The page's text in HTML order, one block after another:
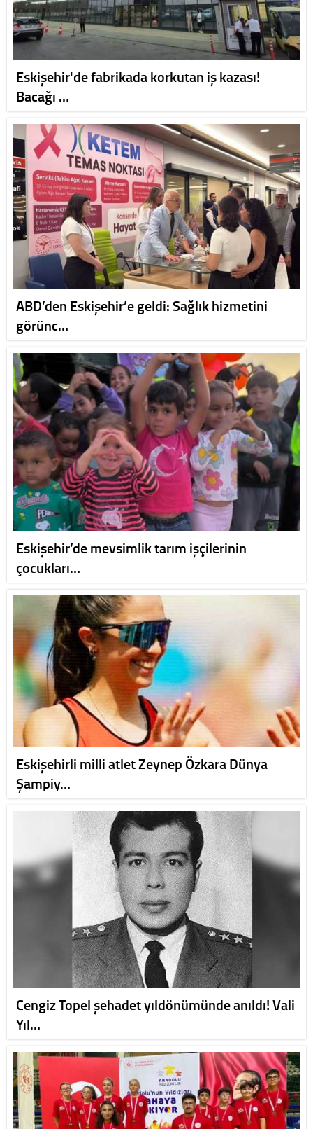
Eskişehir'de fabrikada korkutan iş kazası!
Bacağı …
ABD’den Eskişehir’e geldi: Sağlık hizmetini
görünc…
Eskişehir’de mevsimlik tarım işçilerinin
çocukları…
Eskişehirli milli atlet Zeynep Özkara Dünya
Şampiy…
Cengiz Topel şehadet yıldönümünde anıldı! Vali
Yıl…